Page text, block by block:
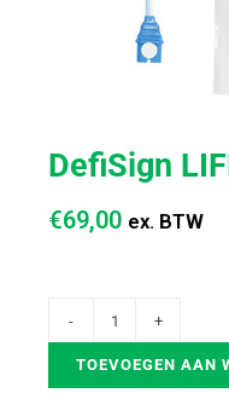
DefiSign
€69,00 ex. BTW
TOEVOEGEN AAN